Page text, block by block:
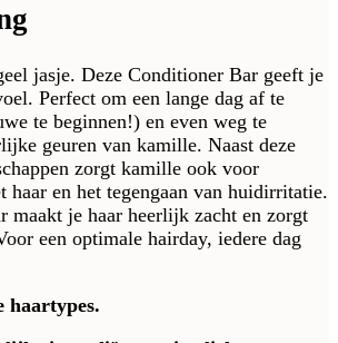
jasje. Deze Conditioner Bar geeft je
Perfect om een lange dag af te
te beginnen!) en even weg te
geuren van kamille. Naast deze
zorgt kamille ook voor
haar en het tegengaan van huidirritatie.
maakt je haar heerlijk zacht en zorgt
een optimale hairday, iedere dag
haartypes.